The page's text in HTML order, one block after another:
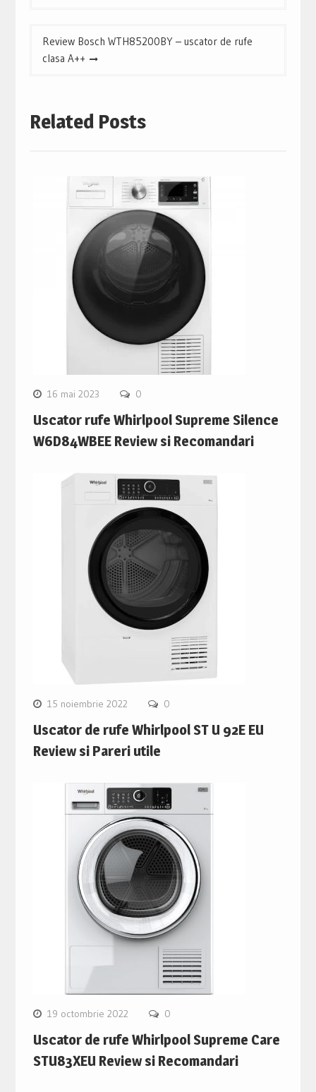
Review Bosch WTH85200BY – uscator de rufe
clasa A++
Related Posts
16 mai 2023 0
Uscator rufe Whirlpool Supreme Silence
W6D84WBEE Review si Recomandari
15 noiembrie 2022 0
Uscator de rufe Whirlpool ST U 92E EU
Review si Pareri utile
19 octombrie 2022 0
Uscator de rufe Whirlpool Supreme Care
STU83XEU Review si Recomandari